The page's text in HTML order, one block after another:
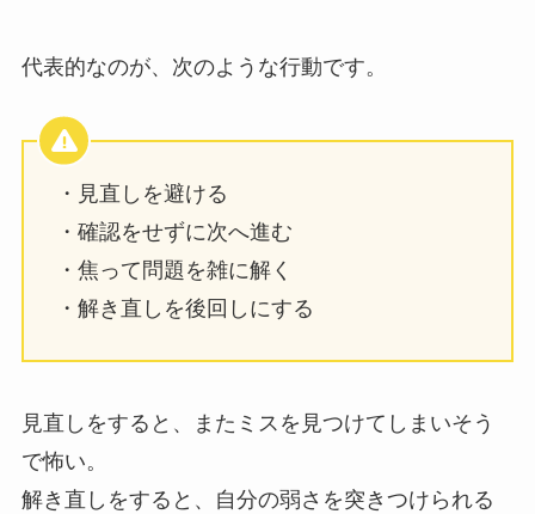
代表的なのが、次のような行動です。
・見直しを避ける
・確認をせずに次へ進む
・焦って問題を雑に解く
・解き直しを後回しにする
見直しをすると、またミスを見つけてしまいそう
で怖い。
解き直しをすると、自分の弱さを突きつけられる